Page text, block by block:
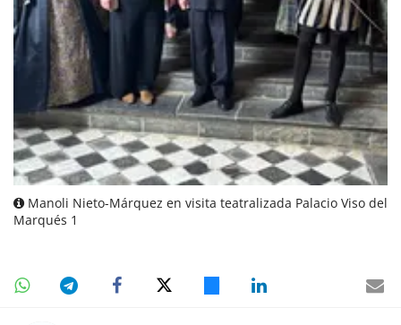
Manoli Nieto-Márquez en visita teatralizada Palacio Viso del
Marqués 1